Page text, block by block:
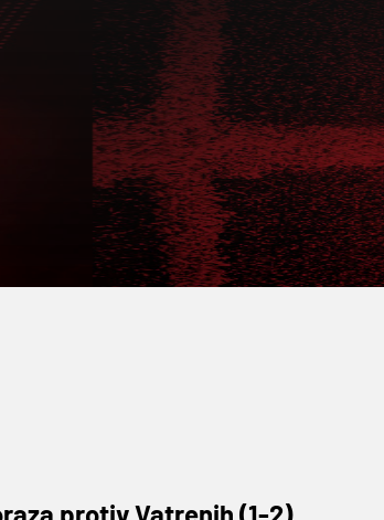
protiv Vatrenih (1-2)